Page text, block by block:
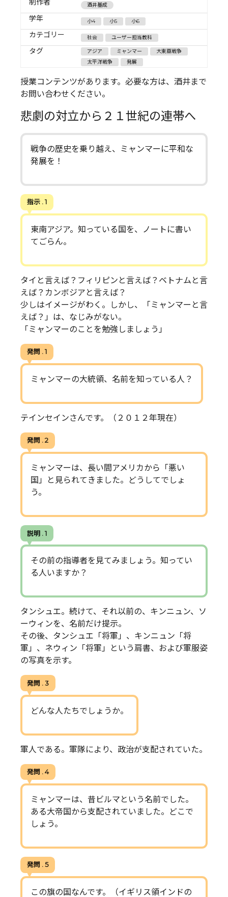
制作者
酒井基成
学年 小4 小5 小6
カテゴリー 社会 ユーザー担当教科
タグ アジア ミャンマー
大東亜戦争
太平洋戦争
発展
授業コンテンツがあります。必要な方は、酒井まで
お問い合わせください。
悲劇の対立から２１世紀の連帯へ
戦争の歴史を乗り越え、ミャンマーに平和な
発展を！
指示 . 1
東南アジア。知っている国を、ノートに書い
てごらん。
タイと言えば？フィリピンと言えば？ベトナムと言
えば？カンボジアと言えば？
少しはイメージがわく。しかし、「ミャンマーと言
えば？」は、なじみがない。
「ミャンマーのことを勉強しましょう」
発問 . 1
ミャンマーの大統領、名前を知っている人？
テインセインさんです。（２０１２年現在）
発問 . 2
ミャンマーは、長い間アメリカから「悪い
国」と見られてきました。どうしてでしょ
う。
説明 . 1
その前の指導者を見てみましょう。知ってい
る人いますか？
タンシュエ。続けて、それ以前の、キンニュン、ソ
ーウィンを、名前だけ提示。
その後、タンシュエ「将軍」、キンニュン「将
軍」、ネウィン「将軍」という肩書、および軍服姿
の写真を示す。
発問 . 3
どんな人たちでしょうか。
軍人である。軍隊により、政治が支配されていた。
発問 . 4
ミャンマーは、昔ビルマという名前でした。
ある大帝国から支配されていました。どこで
しょう。
発問 . 5
この旗の国なんです。（イギリス領インドの